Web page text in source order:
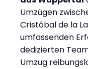
Umzügen
Cristóbal de la
umfassenden
dedizierten
Umzug